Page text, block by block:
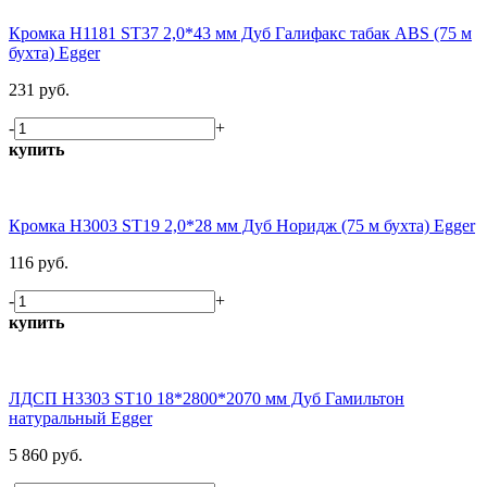
Кромка H1181 ST37 2,0*43 мм Дуб Галифакс табак ABS (75 м
бухта) Egger
231 руб.
-
+
купить
Кромка H3003 ST19 2,0*28 мм Дуб Норидж (75 м бухта) Egger
116 руб.
-
+
купить
ЛДСП H3303 ST10 18*2800*2070 мм Дуб Гамильтон
натуральный Egger
5 860 руб.